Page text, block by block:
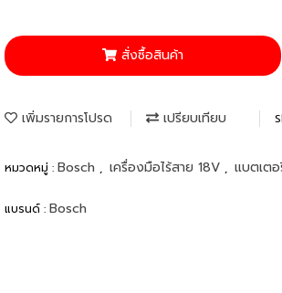
สั่งซื้อสินค้า
เพิ่มรายการโปรด เปรียบเทียบ
หมวดหมู่ : Bosch , เครื่องมือไร้สาย 18V , แบตเตอ
แบรนด์ : Bosch